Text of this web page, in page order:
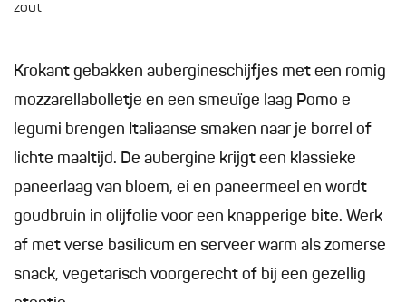
zout
Krokant gebakken aubergineschijfjes met een romig
mozzarellabolletje en een smeuïge laag Pomo e
legumi brengen Italiaanse smaken naar je borrel of
lichte maaltijd. De aubergine krijgt een klassieke
paneerlaag van bloem, ei en paneermeel en wordt
goudbruin in olijfolie voor een knapperige bite. Werk
af met verse basilicum en serveer warm als zomerse
snack, vegetarisch voorgerecht of bij een gezellig